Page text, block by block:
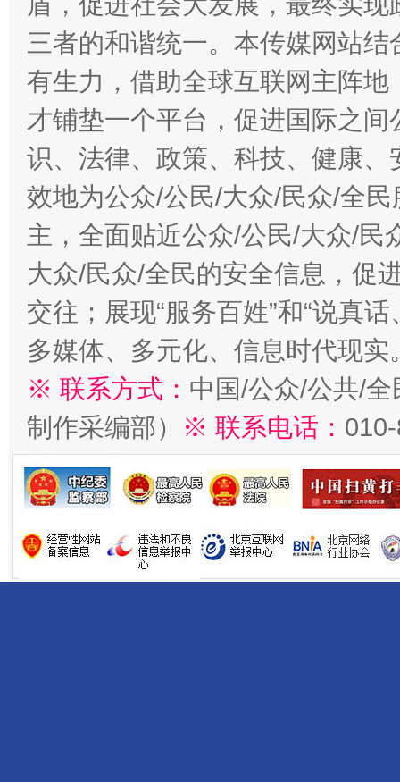
三者的和谐统一。本传媒网站
有生力，借助全球互联网主阵
才铺垫一个平台，促进国际之
识、法律、政策、科技、健康
效地为公众/公民/大众/民众/全
主，全面贴近公众/公民/大众/民
大众/民众/全民的安全信息，促
交往；展现“服务百姓”和“说真
多媒体、多元化、信息时代现实
※ 联系方式： 中国/公众/公共/
制作采编部）
※ 联系电话：